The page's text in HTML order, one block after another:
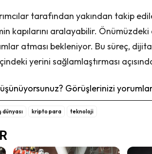
tarafından yakından takip
kapılarını aralayabilir.
atması bekleniyor. Bu süreç,
yerini sağlamlaştırması
Görüşlerinizi
dünyası kripto para teknoloji